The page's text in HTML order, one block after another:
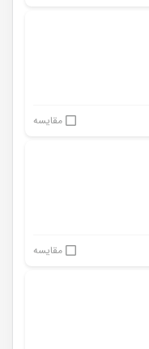
مقایسه
مقایسه